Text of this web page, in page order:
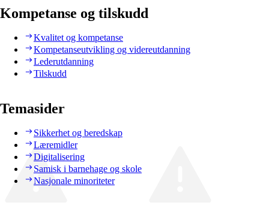
Kompetanse og tilskudd
Kvalitet og kompetanse
Kompetanseutvikling og videreutdanning
Lederutdanning
Tilskudd
Temasider
Sikkerhet og beredskap
Læremidler
Digitalisering
Samisk i barnehage og skole
Nasjonale minoriteter